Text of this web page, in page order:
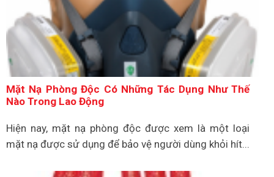
Mặt Nạ Phòng Độc Có Những Tác Dụng Như Thế
Nào Trong Lao Động
Hiện nay, mặt nạ phòng độc được xem là một loại
mặt nạ được sử dụng để bảo vệ người dùng khỏi hít...